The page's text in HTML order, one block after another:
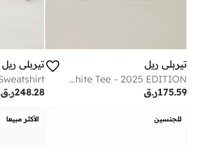
تيربلي ريل
Dec 2/1971 Off-White Tee - 2025 EDITION.
ر.ق175.59
تيربلي ريل
ر.ق248.28
للجنسين الأكثر مبيعا